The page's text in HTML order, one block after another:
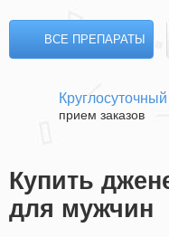
ВСЕ ПРЕПАРАТЫ
Круглосуточный
прием заказов
Купить
для мужчин